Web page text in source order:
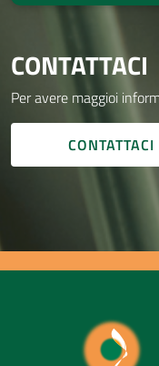
CONTATTACI
Per avere maggioi
CONTATTACI